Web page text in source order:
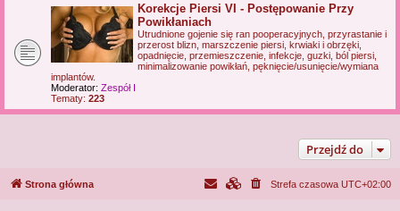
Korekcje Piersi VI - Postępowanie Przy
Powikłaniach
Utrudnione gojenie się ran pooperacyjnych, przyrastanie i
przerost blizn, marszczenie piersi, krwiaki i obrzęki,
opadnięcie, przemieszczenie, infekcje, guzki, ból piersi,
minimalizowanie powikłań, pęknięcie/usunięcie/wymiana
implantów.
Moderator: Zespół I
Tematy: 223
Przejdź do
Strona główna Strefa czasowa UTC+02:00